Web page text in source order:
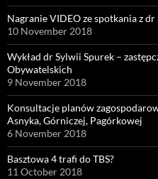
Nagranie VIDEO ze spotkania z
10 November 2018
Wykład dr Sylwii Spurek –
Obywatelskich
9 November 2018
Konsultacje planów
Asnyka, Górniczej, Pagórkowej
6 November 2018
Basztowa 4 trafi do TBS?
11 October 2018